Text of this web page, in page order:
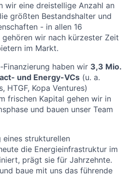
wir eine dreistellige Anzahl an
größten Bestandshalter und
- in allen 16
gehören wir nach kürzester Zeit
im Markt.
Finanzierung haben wir 3,3 Mio.
und Energy-VCs (u. a.
HTGF, Kopa Ventures)
frischen Kapital gehen wir in
und bauen unser Team
eines strukturellen
die Energieinfrastruktur im
prägt sie für Jahrzehnte.
baue mit uns das führende